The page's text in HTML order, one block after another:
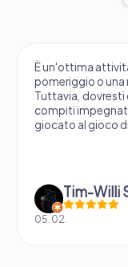
È un'ottima
pomeriggio o una
Tuttavia, dovresti
compiti
giocato al gioco
Tim-Willi
05.02.